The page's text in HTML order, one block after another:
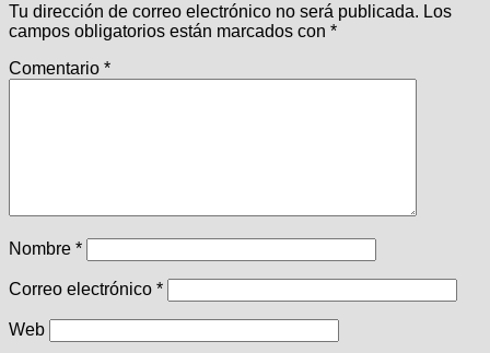
Tu dirección de correo electrónico no será publicada. Los
campos obligatorios están marcados con *
Comentario *
Nombre *
Correo electrónico *
Web